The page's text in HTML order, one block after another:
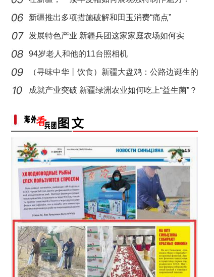
新疆推出多项措施破解和田玉消费“痛点”
发展特色产业 新疆兵团这家家庭农场如何实
现“南果
94岁老人和他的11台照相机
（寻味中华丨饮食）新疆大盘鸡：公路边诞生的
江湖
成就产业突破 新疆绿洲农业如何吃上“益生菌”？